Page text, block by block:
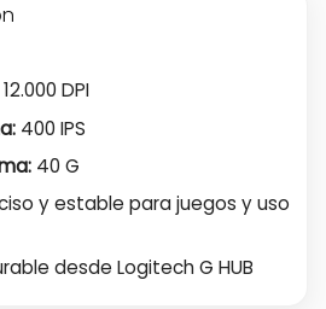
DPI
400 IPS
40 G
y estable para juegos y uso
desde Logitech G HUB